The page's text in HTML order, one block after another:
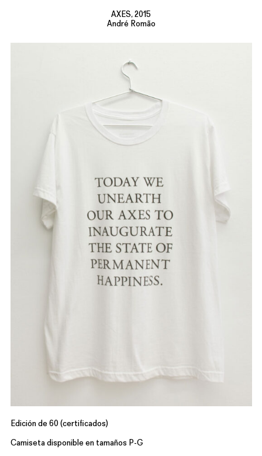
AXES, 2015
André Romão
Edición de 60 (certificados)
Camiseta disponible en tamaños P-G